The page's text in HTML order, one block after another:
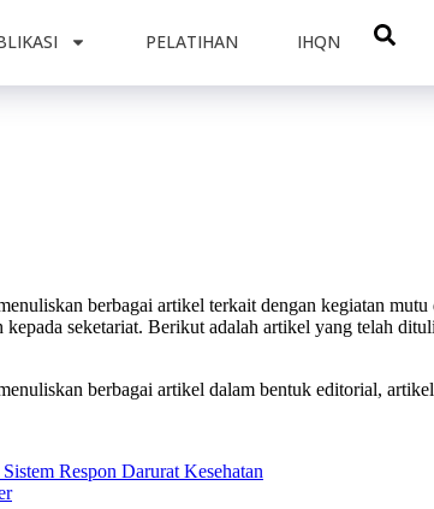
PELATIHAN IHQN
berbagai artikel terkait dengan kegiatan
seketariat. Berikut adalah artikel yang telah
berbagai artikel dalam bentuk editorial,
Respon Darurat Kesehatan